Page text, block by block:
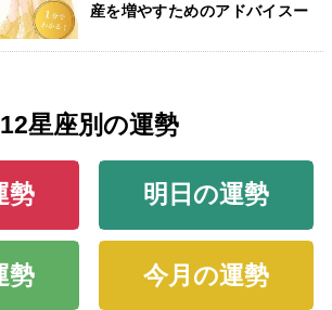
産を増やすためのアドバイスー
12星座別の運勢
勢 明日の運勢
勢 今月の運勢